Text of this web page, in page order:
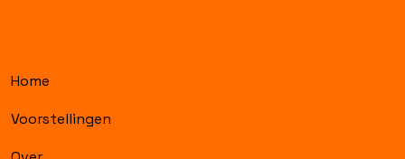
Home
Voorstellingen